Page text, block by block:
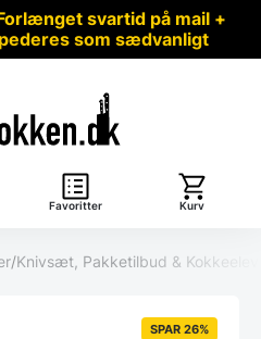
svartid på mail +
som sædvanligt
Favoritter Kurv
/Knivsæt, Pakketilbud &
SPAR 26%